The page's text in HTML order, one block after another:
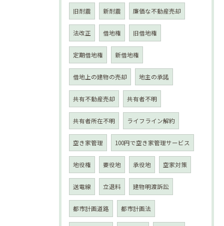
旧耐震 新耐震 廉価な不動産売却
法改正 借地権 旧借地権
定期借地権 新借地権
借地上の建物の売却 地主の承諾
共有不動産売却 共有者不明
共有者所在不明 ライフライン解約
空き家管理 100円で空き家管理サービス
地役権 要役地 承役地 空家対策
送電線 立退料 建物明渡訴訟
都市計画道路 都市計画法